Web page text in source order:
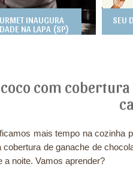
INAUGURA
NA LAPA (SP)
SEU
com
mais tempo na cozinha
de ganache de
a noite. Vamos aprender?